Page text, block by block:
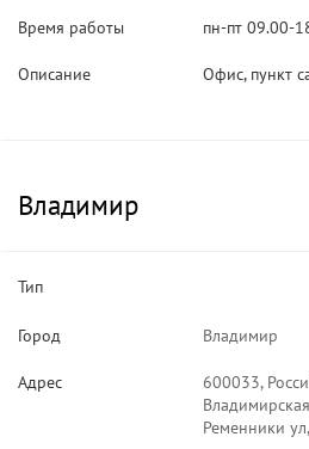
Время работы пн-пт 09.00-
Описание Офис, пункт
Владимир
Тип
Город Владимир
Адрес
600033,
Ременники